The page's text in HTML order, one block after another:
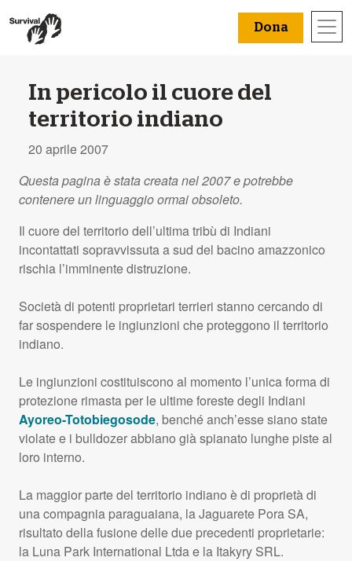
Dona
In pericolo il cuore del
territorio indiano
20 aprile 2007
Questa pagina è stata creata nel 2007 e potrebbe
contenere un linguaggio ormai obsoleto.
Il cuore del territorio dell’ultima tribù di Indiani
incontattati sopravvissuta a sud del bacino amazzonico
rischia l’imminente distruzione.
Società di potenti proprietari terrieri stanno cercando di
far sospendere le ingiunzioni che proteggono il territorio
indiano.
Le ingiunzioni costituiscono al momento l’unica forma di
protezione rimasta per le ultime foreste degli Indiani
Ayoreo-Totobiegosode, benché anch’esse siano state
violate e i bulldozer abbiano già spianato lunghe piste al
loro interno.
La maggior parte del territorio indiano è di proprietà di
una compagnia paraguaiana, la Jaguarete Pora SA,
risultato della fusione delle due precedenti proprietarie:
la Luna Park International Ltda e la Itakyry SRL.